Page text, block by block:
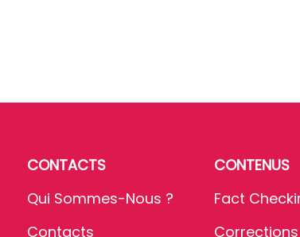
CONTACTS
Qui Sommes-Nous ?
Contacts
CONTENUS
Fact